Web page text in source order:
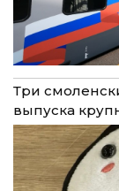
Три
выпуска